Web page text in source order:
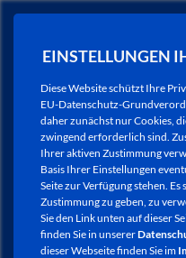
EINSTELLUNGEN
Diese Website schützt Ihre
EU-Datenschutz-
daher zunächst nur Cookies,
zwingend erforderlich sind.
Ihrer aktiven Zustimmung
Basis Ihrer Einstellungen
Seite zur Verfügung stehen.
Zustimmung zu geben, zu
Sie den Link unten auf dieser
finden Sie in unserer
dieser Webseite finden Sie im
NEWSLETTER